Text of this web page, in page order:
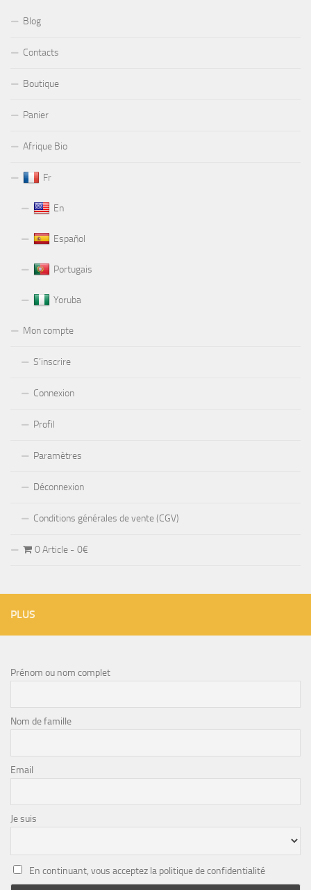
Blog
Contacts
Boutique
Panier
Afrique Bio
Fr
En
Español
Portugais
Yoruba
Mon compte
S’inscrire
Connexion
Profil
Paramètres
Déconnexion
Conditions générales de vente (CGV)
0 Article 0€
PLUS
Prénom ou nom complet
Nom de famille
Email
Je suis
En continuant, vous acceptez la politique de confidentialité